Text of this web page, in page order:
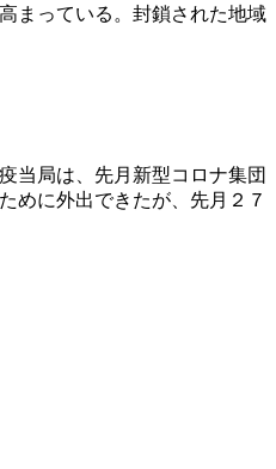
まっている。封鎖された地域
当局は、先月新型コロナ集団
めに外出できたが、先月２７